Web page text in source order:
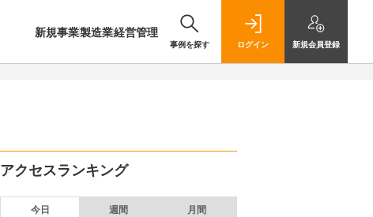
新規事業製造業経営管理
事例を探す ログイン 新規会員登録
アクセスランキング
今日 週間 月間